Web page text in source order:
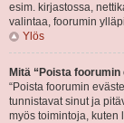
esim. kirjastossa,
valintaa, foorumin
Ylös
Mitä “Poista
“Poista foorumin
tunnistavat sinut ja
myös toimintoja, kuten